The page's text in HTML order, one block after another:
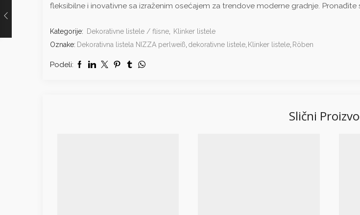
fleksibilne i inovativne sa izraženim osećajem za trendove moderne gradnje. Pronađite
Kategorije: Dekorativne listele / flisne
Klinker listele
Oznake: Dekorativna listela NIZZA perlweiß dekorativne listele Klinker listele Röben
Podeli:
Slični